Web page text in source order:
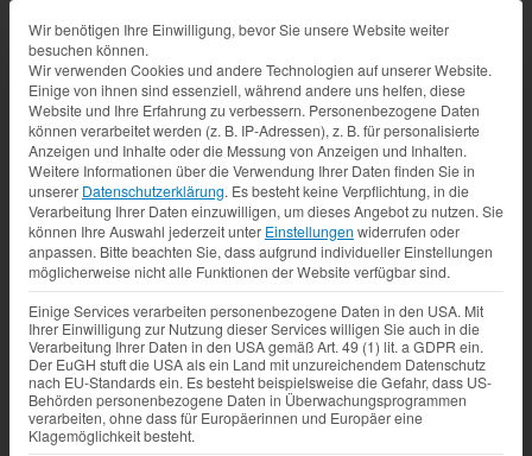
Datenschutz-Präferenz
Wir benötigen Ihre Einwilligung, bevor Sie unsere Website weiter
besuchen können.
Wir verwenden Cookies und andere Technologien auf unserer Website.
Einige von ihnen sind essenziell, während andere uns helfen, diese
Website und Ihre Erfahrung zu verbessern. Personenbezogene Daten
können verarbeitet werden (z. B. IP-Adressen), z. B. für personalisierte
Anzeigen und Inhalte oder die Messung von Anzeigen und Inhalten.
Weitere Informationen über die Verwendung Ihrer Daten finden Sie in
unserer Datenschutzerklärung. Es besteht keine Verpflichtung, in die
Verarbeitung Ihrer Daten einzuwilligen, um dieses Angebot zu nutzen. Sie
können Ihre Auswahl jederzeit unter Einstellungen widerrufen oder
anpassen. Bitte beachten Sie, dass aufgrund individueller Einstellungen
möglicherweise nicht alle Funktionen der Website verfügbar sind.
Einige Services verarbeiten personenbezogene Daten in den USA. Mit
Ihrer Einwilligung zur Nutzung dieser Services willigen Sie auch in die
Verarbeitung Ihrer Daten in den USA gemäß Art. 49 (1) lit. a GDPR ein.
Der EuGH stuft die USA als ein Land mit unzureichendem Datenschutz
nach EU-Standards ein. Es besteht beispielsweise die Gefahr, dass US-
Behörden personenbezogene Daten in Überwachungsprogrammen
verarbeiten, ohne dass für Europäerinnen und Europäer eine
Klagemöglichkeit besteht.